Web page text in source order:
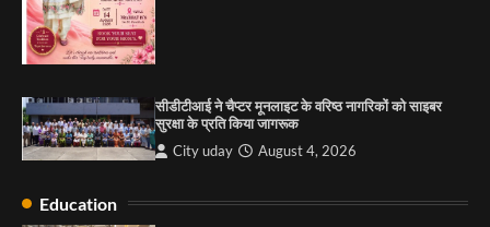
3
राहुल गाँधी ने खाई है वैश्विक मंच पर भारत को कमजोर करने
की कसम: देवशाली
City uday August 6, 2025
सीडीटीआई ने चैप्टर मूनलाइट के वरिष्ठ नागरिकों को साइबर
सुरक्षा के प्रति किया जागरूक
City uday August 4, 2026
Education